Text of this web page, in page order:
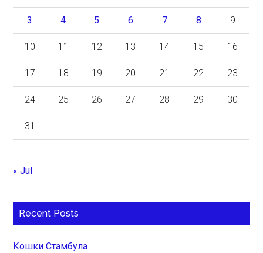
3 4 5 6 7 8 9
10 11 12 13 14 15 16
17 18 19 20 21 22 23
24 25 26 27 28 29 30
31
« Jul
Recent Posts
Кошки Стамбула